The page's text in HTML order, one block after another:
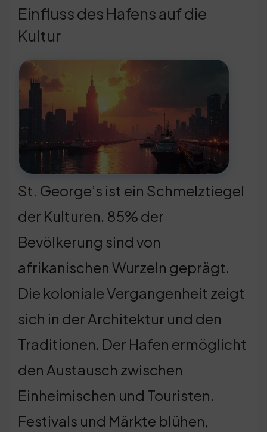
Einfluss des Hafens auf die
Kultur
St. George’s ist ein Schmelztiegel
der Kulturen. 85% der
Bevölkerung sind von
afrikanischen Wurzeln geprägt.
Die koloniale Vergangenheit zeigt
sich in der Architektur und den
Traditionen. Der Hafen ermöglicht
den Austausch zwischen
Einheimischen und Touristen.
Festivals und Märkte blühen,